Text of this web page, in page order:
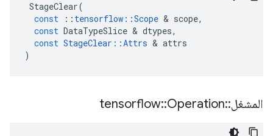
StageClear(
const
:: tensorflow ::Scope & scope,
const DataTypeSlice & dtypes,
const StageClear ::Attrs & attrs
)
المشغل::
tensorflow::Operation